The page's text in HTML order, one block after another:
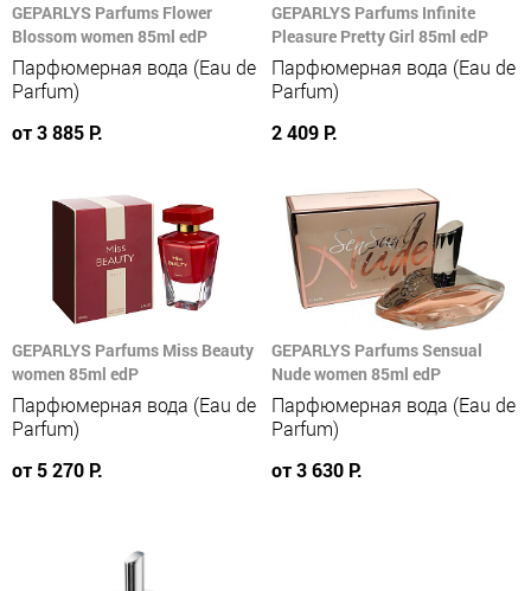
GEPARLYS Parfums Flower
Blossom women 85ml edP
Парфюмерная вода (Eau de
Parfum)
от 3 885 Р.
GEPARLYS Parfums Infinite
Pleasure Pretty Girl 85ml edP
Парфюмерная вода (Eau de
Parfum)
2 409 Р.
GEPARLYS Parfums Miss Beauty
women 85ml edP
Парфюмерная вода (Eau de
Parfum)
от 5 270 Р.
GEPARLYS Parfums Sensual
Nude women 85ml edP
Парфюмерная вода (Eau de
Parfum)
от 3 630 Р.